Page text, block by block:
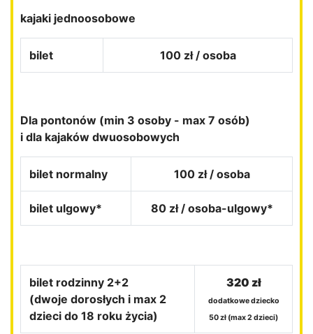
kajaki jednoosobowe
bilet 100 zł / osoba
Dla pontonów (min 3 osoby - max 7 osób)
i dla kajaków dwuosobowych
bilet normalny 100 zł / osoba
bilet ulgowy* 80 zł / osoba-ulgowy*
bilet rodzinny 2+2
(dwoje dorosłych i max 2
dzieci do 18 roku życia)
320 zł
dodatkowe dziecko
50 zł (max 2 dzieci)